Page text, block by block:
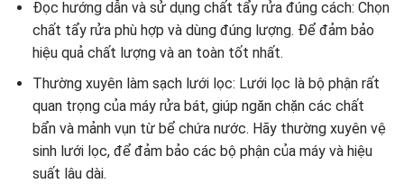
Đọc hướng dẫn và sử dụng chất tẩy rửa đúng cách: Chọn
chất tẩy rửa phù hợp và dùng đúng lượng. Để đảm bảo
hiệu quả chất lượng và an toàn tốt nhất.
Thường xuyên làm sạch lưới lọc: Lưới lọc là bộ phận rất
quan trọng của máy rửa bát, giúp ngăn chặn các chất
bẩn và mảnh vụn từ bể chứa nước. Hãy thường xuyên vệ
sinh lưới lọc, để đảm bảo các bộ phận của máy và hiệu
suất lâu dài.